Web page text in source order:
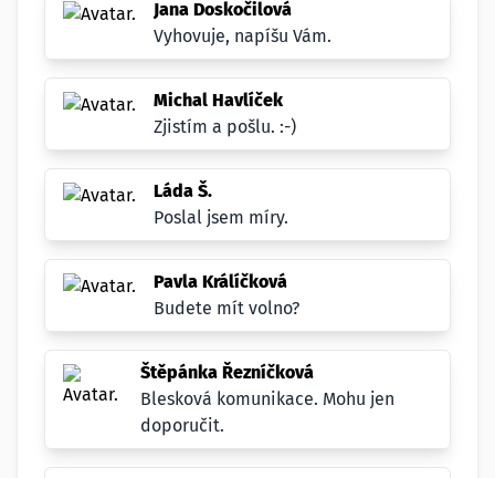
Jana Doskočilová
Vyhovuje, napíšu Vám.
Michal Havlíček
Zjistím a pošlu. :-)
Láda Š.
Poslal jsem míry.
Pavla Králíčková
Budete mít volno?
Štěpánka Řezníčková
Blesková komunikace. Mohu jen
doporučit.